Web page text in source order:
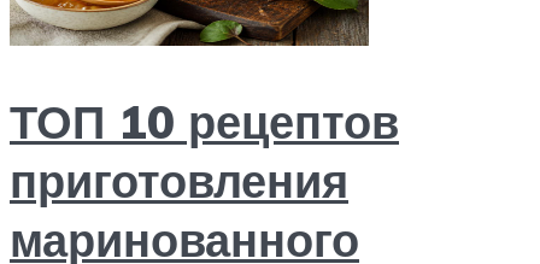
ТОП 10 рецептов
приготовления
маринованного